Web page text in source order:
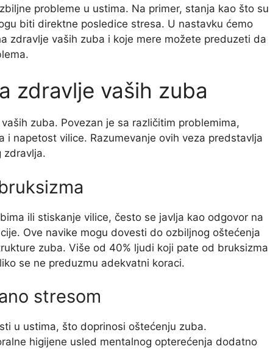
probleme u ustima. Na primer, stanja kao što su
biti direktne posledice stresa. U nastavku ćemo
zdravlje vaših zuba i koje mere možete preduzeti da
zdravlje vaših zuba
zuba. Povezan je sa različitim problemima,
i napetost vilice. Razumevanje ovih veza predstavlja
zdravlja.
ili stiskanje vilice, često se javlja kao odgovor na
Ove navike mogu dovesti do ozbiljnog oštećenja
zuba. Više od 40% ljudi koji pate od bruksizma
se ne preduzmu adekvatni koraci.
stresom
u ustima, što doprinosi oštećenju zuba.
higijene usled mentalnog opterećenja dodatno